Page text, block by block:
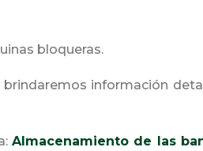
bloqueras.
información
Almacenamiento de las